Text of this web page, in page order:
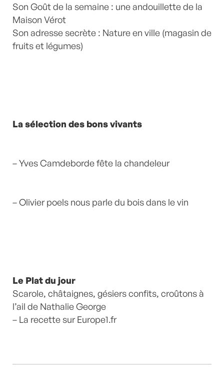
Son Goût de la semaine : une andouillette de la
Maison Vérot
Son adresse secrète : Nature en ville (magasin de
fruits et légumes)
La sélection des bons vivants
– Yves Camdeborde fête la chandeleur
– Olivier poels nous parle du bois dans le vin
Le Plat du jour
Scarole, châtaignes, gésiers confits, croûtons à
l’ail de Nathalie George
– La recette sur Europe1.fr